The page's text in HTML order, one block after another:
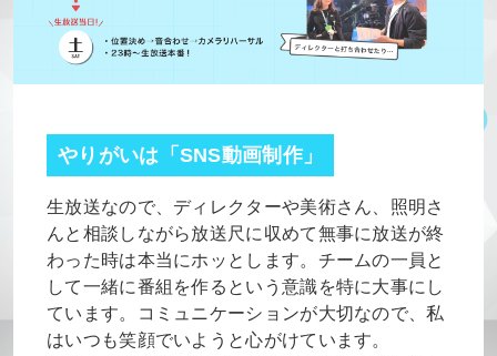
やりがいは「SNS動画制作」
生放送なので、ディレクターや美術さん、照明さ
んと相談しながら放送尺に収めて無事に放送が終
わった時は本当にホッとします。チームの一員と
して一緒に番組を作るという意識を特に大事にし
ています。コミュニケーションが大切なので、私
はいつも笑顔でいようと心がけています。